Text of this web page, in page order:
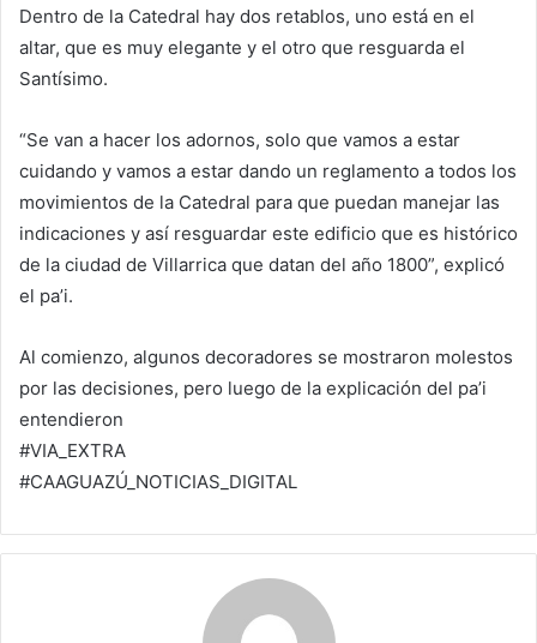
Dentro de la Catedral hay dos retablos, uno está en el
altar, que es muy elegante y el otro que resguarda el
Santísimo.
“Se van a hacer los adornos, solo que vamos a estar
cuidando y vamos a estar dando un reglamento a todos los
movimientos de la Catedral para que puedan manejar las
indicaciones y así resguardar este edificio que es histórico
de la ciudad de Villarrica que datan del año 1800”, explicó
el pa’i.
Al comienzo, algunos decoradores se mostraron molestos
por las decisiones, pero luego de la explicación del pa’i
entendieron
#VIA_EXTRA
#CAAGUAZÚ_NOTICIAS_DIGITAL